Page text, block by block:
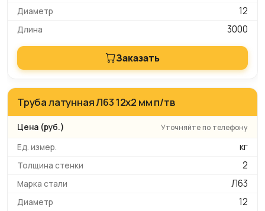
12
3000
Заказать
Труба латунная Л63 12х2 мм п/тв
Уточняйте по телефону
кг
2
Л63
12